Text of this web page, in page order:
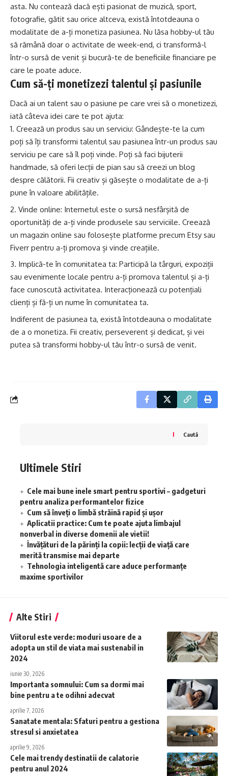
asta. Nu contează dacă ești pasionat de muzică, sport,
fotografie, gătit sau orice altceva, există întotdeauna o
modalitate de a-ți monetiza pasiunea. Nu lăsa hobby-ul tău
să rămână doar o activitate de week-end, ci transformă-l
într-o sursă de venit și bucură-te de beneficiile financiare pe
care le poate aduce.
Cum să-ți monetizezi talentul și pasiunile
Dacă ai un talent sau o pasiune pe care vrei să o monetizezi,
iată câteva idei care te pot ajuta:
Creează un produs sau un serviciu: Gândește-te la cum
poți să îți transformi talentul sau pasiunea într-un produs sau
serviciu pe care să îl poți vinde. Poți să faci bijuterii
handmade, să oferi lecții de pian sau să creezi un blog
despre călătorii. Fii creativ și găsește o modalitate de a-ți
pune în valoare abilitățile.
Vinde online: Internetul este o sursă nesfârșită de
oportunități de a-ți vinde produsele sau serviciile. Creează
un magazin online sau folosește platforme precum Etsy sau
Fiverr pentru a-ți promova și vinde creațiile.
Implică-te în comunitatea ta: Participă la târguri, expoziții
sau evenimente locale pentru a-ți promova talentul și a-ți
face cunoscută activitatea. Interacționează cu potențiali
clienți și fă-ți un nume în comunitatea ta.
Indiferent de pasiunea ta, există întotdeauna o modalitate
de a o monetiza. Fii creativ, perseverent și dedicat, și vei
putea să transformi hobby-ul tău într-o sursă de venit.
Caută
Ultimele Stiri
Cele mai bune inele smart pentru sportivi – gadgeturi
pentru analiza performantelor fizice
Cum să înveţi o limbă străină rapid şi uşor
Aplicatii practice: Cum te poate ajuta limbajul
nonverbal in diverse domenii ale vietii!
Învățături de la părinți la copii: lecții de viață care
merită transmise mai departe
Tehnologia inteligentă care aduce performanțe
maxime sportivilor
Alte Stiri
Viitorul este verde: moduri usoare de a
adopta un stil de viata mai sustenabil in
2024
iunie 30, 2026
Importanta somnului: Cum sa dormi mai
bine pentru a te odihni adecvat
aprilie 7, 2026
Sanatate mentala: Sfaturi pentru a gestiona
stresul si anxietatea
aprilie 9, 2026
Cele mai trendy destinatii de calatorie
pentru anul 2024